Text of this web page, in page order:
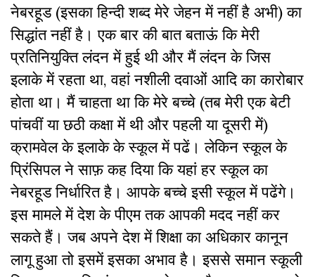
नेबरहूड (इसका हिन्दी शब्द मेरे जेहन में नहीं है अभी) का
सिद्धांत नहीं है। एक बार की बात बताऊं कि मेरी
प्रतिनियुक्ति लंदन में हुई थी और मैं लंदन के जिस
इलाके में रहता था, वहां नशीली दवाओं आदि का कारोबार
होता था। मैं चाहता था कि मेरे बच्चे (तब मेरी एक बेटी
पांचवीं या छठी कक्षा में थी और पहली या दूसरी में)
क्रामवेल के इलाके के स्कूल में पढें। लेकिन स्कूल के
प्रिंसिपल ने साफ़ कह दिया कि यहां हर स्कूल का
नेबरहूड निर्धारित है। आपके बच्चे इसी स्कूल में पढेंगे।
इस मामले में देश के पीएम तक आपकी मदद नहीं कर
सकते हैं। जब अपने देश में शिक्षा का अधिकार कानून
लागू हुआ तो इसमें इसका अभाव है। इससे समान स्कूली